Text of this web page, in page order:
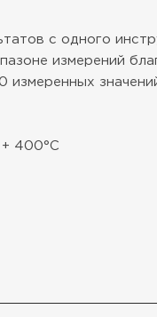
с одного
измерений
измеренных
400°C